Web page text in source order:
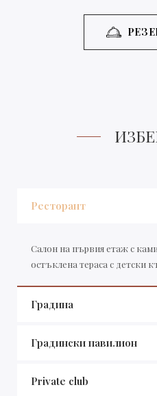
Ресторант
Салон на първия етаж с
остъклена тераса с детски
Градина
Градински павилион
Private club